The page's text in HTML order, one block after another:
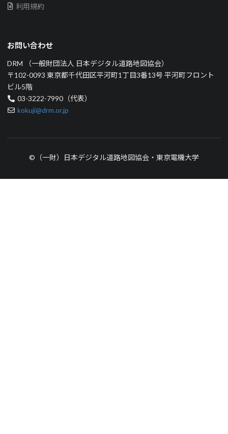
利用規約
お問い合わせ
DRM （一般財団法人 日本デジタル道路地図協会）
〒102-0093 東京都千代田区平河町1丁目3番13号 平河町フロント
ビル5階
03-3222-7990（代表）
kokuji@drm.or.jp
©（一財）日本デジタル道路地図協会・東京電機大学